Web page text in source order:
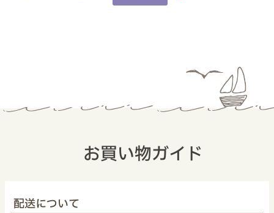
お買い物ガイド
配送について